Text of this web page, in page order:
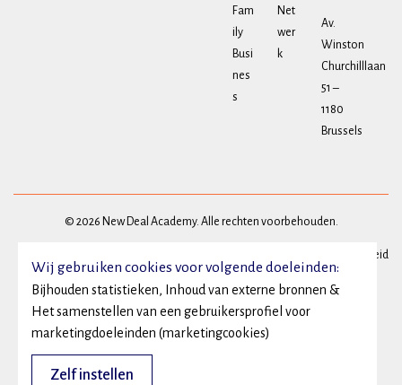
Fam
ily
Busi
nes
s
Net
wer
k
Av.
Winston
Churchilllaan
51 –
1180
Brussels
© 2026 New Deal Academy. Alle rechten voorbehouden.
Cookie beleid
Wij gebruiken cookies voor volgende doeleinden:
Bijhouden statistieken, Inhoud van externe bronnen &
Het samenstellen van een gebruikersprofiel voor
marketingdoeleinden (marketingcookies)
Zelf instellen